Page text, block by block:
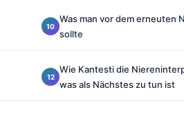
Was man vor dem erneuten
sollte
Wie Kantesti die
was als Nächstes zu tun ist